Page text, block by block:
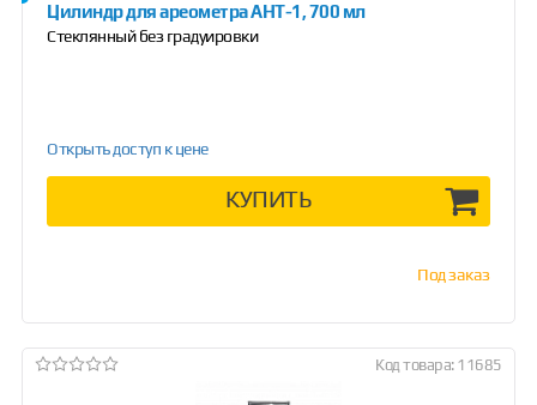
Цилиндр для ареометра АНТ-1, 700 мл
Стеклянный без градуировки
Открыть доступ к цене
КУПИТЬ
Под заказ
Код товара: 11685